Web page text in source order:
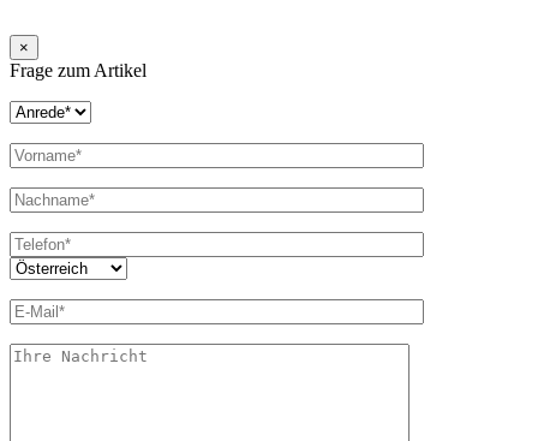
×
Frage zum Artikel